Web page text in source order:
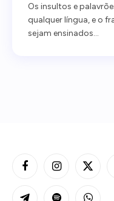
Os insultos e
qualquer língua, e o
sejam ensinados…
FacebookInstagramX